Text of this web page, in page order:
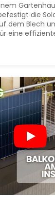
die
dem Blech
eine